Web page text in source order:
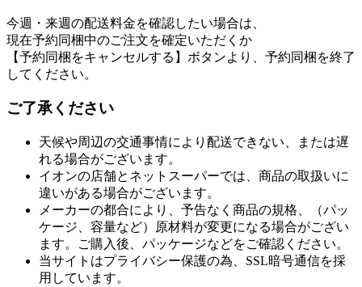
今週・来週の配送料金を確認したい場合は、
現在予約同梱中のご注文を確定いただくか
【予約同梱をキャンセルする】ボタンより、予約同梱を終了
してください。
ご了承ください
天候や周辺の交通事情により配送できない、または遅
れる場合がございます。
イオンの店舗とネットスーパーでは、商品の取扱いに
違いがある場合がございます。
メーカーの都合により、予告なく商品の規格、（パッ
ケージ、容量など）原材料が変更になる場合がござい
ます。ご購入後、パッケージなどをご確認ください。
当サイトはプライバシー保護の為、SSL暗号通信を採
用しています。